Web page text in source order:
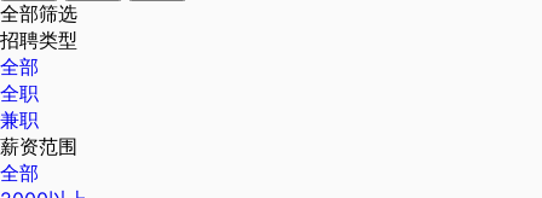
全部筛选
招聘类型
全部
全职
兼职
薪资范围
全部